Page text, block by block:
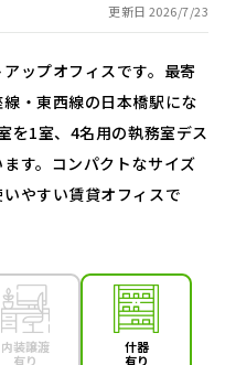
更新日 2026/7/23
ップオフィスです。最寄
・東西線の日本橋駅にな
を1室、4名用の執務室デス
す。コンパクトなサイズ
やすい賃貸オフィスで
内装譲渡
有り
什器
有り